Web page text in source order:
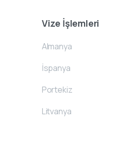
Vize İşlemleri
Almanya
İspanya
Portekiz
Litvanya